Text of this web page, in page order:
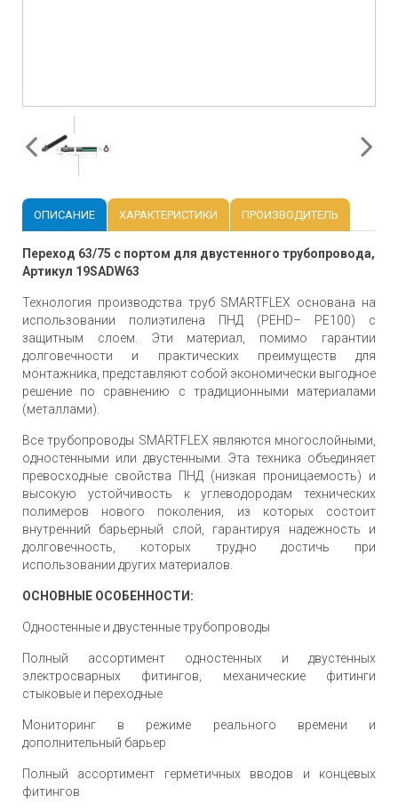
ОПИСАНИЕ ХАРАКТЕРИСТИКИ ПРОИЗВОДИТЕЛЬ
Переход 63/75 с портом для двустенного трубопровода,
Артикул 19SADW63
Технология производства труб SMARTFLEX основана на
использовании полиэтилена ПНД (PEHD– PE100) с
защитным слоем. Эти материал, помимо гарантии
долговечности и практических преимуществ для
монтажника, представляют собой экономически выгодное
решение по сравнению с традиционными материалами
(металлами).
Все трубопроводы SMARTFLEX являются многослойными,
одностенными или двустенными. Эта техника объединяет
превосходные свойства ПНД (низкая проницаемость) и
высокую устойчивость к углеводородам технических
полимеров нового поколения, из которых состоит
внутренний барьерный слой, гарантируя надежность и
долговечность, которых трудно достичь при
использовании других материалов.
ОСНОВНЫЕ ОСОБЕННОСТИ:
Одностенные и двустенные трубопроводы
Полный ассортимент одностенных и двустенных
электросварных фитингов, механические фитинги
стыковые и переходные
Мониторинг в режиме реального времени и
дополнительный барьер
Полный ассортимент герметичных вводов и концевых
фитингов